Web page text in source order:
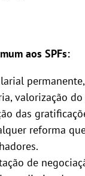
aos SPFs:
valorização
das
reforma
de